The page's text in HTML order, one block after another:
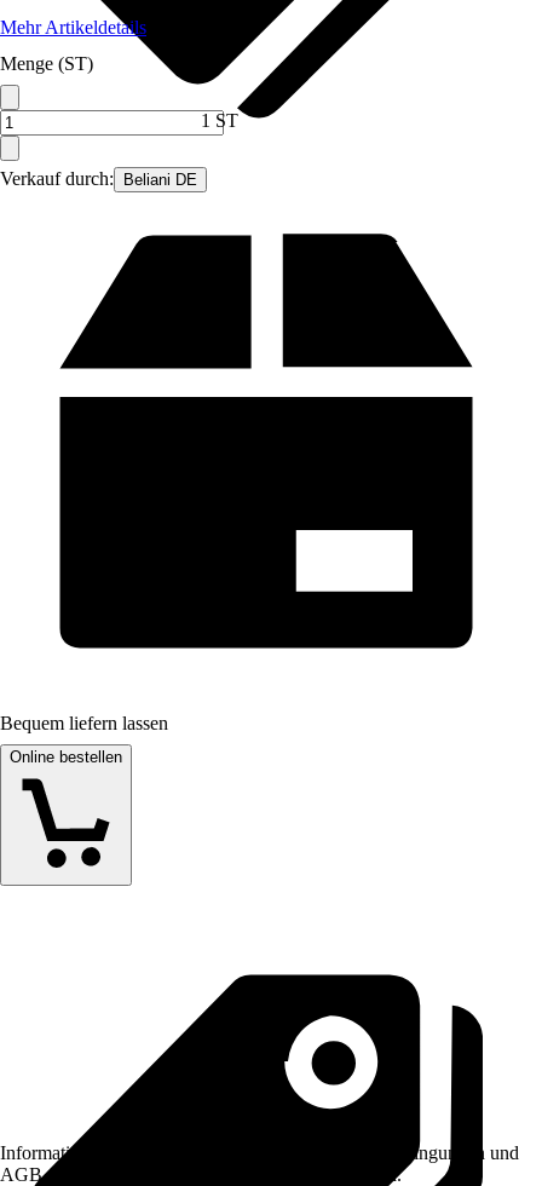
Verkauf durch: Beliani DE
Mehr Artikeldetails
Menge (ST)
1 ST
Bequem liefern lassen
Online bestellen
Informationen des Verkäufers, wie z. B. Rückgabebedingungen und
AGB, finden Sie bei Klick auf den Verkäufernamen.